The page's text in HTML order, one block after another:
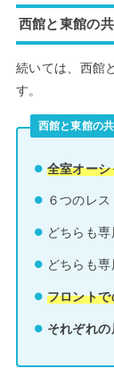
西館と東館の
続いては、西館
す。
西館と東館の
全室オー
６つのレス
どちらも
どちらも
フロント
それぞれ